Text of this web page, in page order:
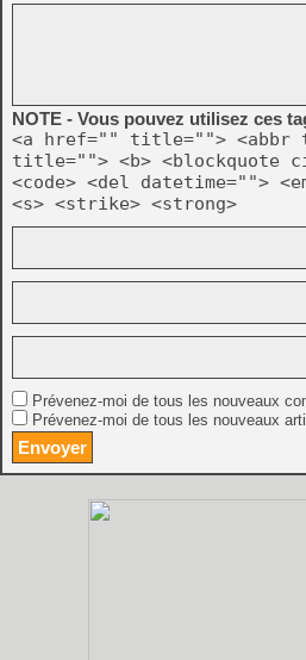
NOTE - Vous pouvez utilisez ces
<a href="" title=""> <abbr
title=""> <b> <blockquote
<code> <del datetime="">
<s> <strike> <strong>
Prévenez-moi de tous les nouveaux
Prévenez-moi de tous les nouveaux